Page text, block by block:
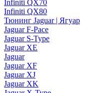
Infiniti QX70
Infiniti QX80
Тюнинг Jaguar | Ягуар
Jaguar F-Pace
Jaguar S-Type
Jaguar XE
Jaguar
Jaguar XF
Jaguar XJ
Jaguar XK